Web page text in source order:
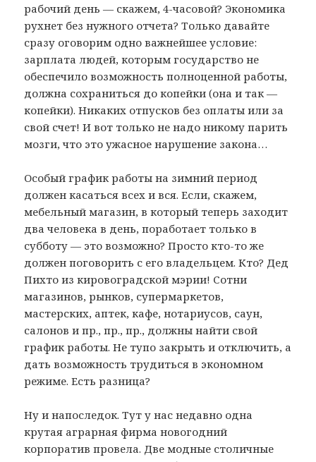
рабочий день — скажем, 4-часовой? Экономика
рухнет без нужного отчета? Только давайте
сразу оговорим одно важнейшее условие:
зарплата людей, которым государство не
обеспечило возможность полноценной работы,
должна сохраниться до копейки (она и так —
копейки). Никаких отпусков без оплаты или за
свой счет! И вот только не надо никому парить
мозги, что это ужасное нарушение закона…
Особый график работы на зимний период
должен касаться всех и вся. Если, скажем,
мебельный магазин, в который теперь заходит
два человека в день, поработает только в
субботу — это возможно? Просто кто-то же
должен поговорить с его владельцем. Кто? Дед
Пихто из кировоградской мэрии! Сотни
магазинов, рынков, супермаркетов,
мастерских, аптек, кафе, нотариусов, саун,
салонов и пр., пр., пр., должны найти свой
график работы. Не тупо закрыть и отключить, а
дать возможность трудиться в экономном
режиме. Есть разница?
Ну и напоследок. Тут у нас недавно одна
крутая аграрная фирма новогодний
корпоратив провела. Две модные столичные